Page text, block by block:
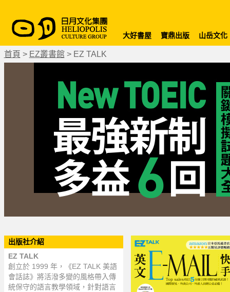
大好書屋 寶鼎出版 山岳文化
首頁 > EZ叢書館 > EZ TALK
出版社介紹
EZ TALK
創立於 1999 年，《EZ TALK 美語
會話誌》將活潑多變的風格帶入傳
統保守的語言教學領域，針對語言